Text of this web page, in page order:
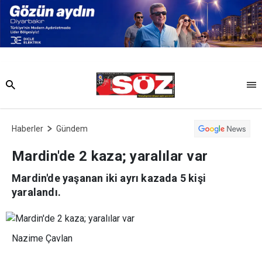
Haberler Gündem
Mardin'de 2 kaza; yaralılar var
Mardin'de yaşanan iki ayrı kazada 5 kişi
yaralandı.
Nazime Çavlan